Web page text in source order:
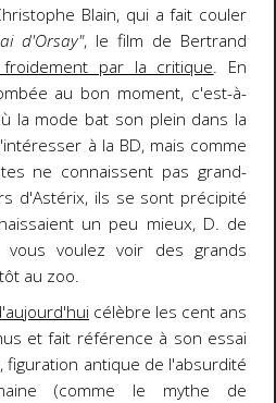
Blain, qui a fait couler
d'Orsay", le film de Bertrand
par la critique. En
au bon moment, c'est-à-
la mode bat son plein dans la
à la BD, mais comme
ne connaissent pas grand-
d'Astérix, ils se sont précipité
un peu mieux, D. de
vous voulez voir des grands
au zoo.
célèbre les cent ans
et fait référence à son essai
figuration antique de l'absurdité
(comme le mythe de